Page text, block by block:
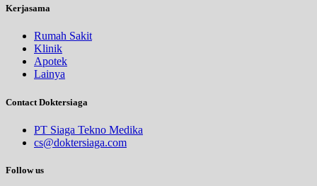
Kerjasama
Rumah Sakit
Klinik
Apotek
Lainya
Contact Doktersiaga
PT Siaga Tekno Medika
cs@doktersiaga.com
Follow us